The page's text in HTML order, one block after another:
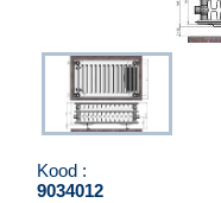
Kood :
9034012